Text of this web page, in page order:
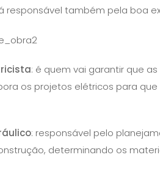
responsável também pela boa
: é quem vai garantir que
os projetos elétricos para
: responsável pelo
determinando os